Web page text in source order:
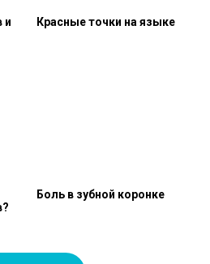
и
Красные точки на языке
Боль в зубной коронке